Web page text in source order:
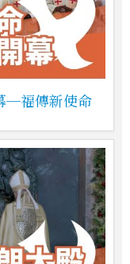
─福傳新使命